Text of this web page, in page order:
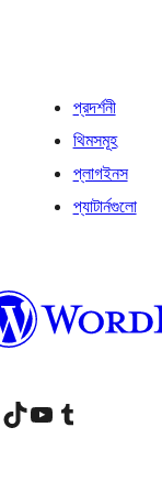
প্রদর্শনী
থিমসমূহ
প্লাগইনস
প্যাটার্নগুলো
আমাদের TikTok অ্যাকাউন্টটি দেখুনআমাদের ইউটিউব চ্যানেলে যান আমাদের টাম্বলার অ্যাকাউন্ট দেখুন